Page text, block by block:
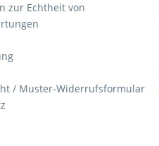
zur Echtheit von
/ Muster-Widerrufsformular